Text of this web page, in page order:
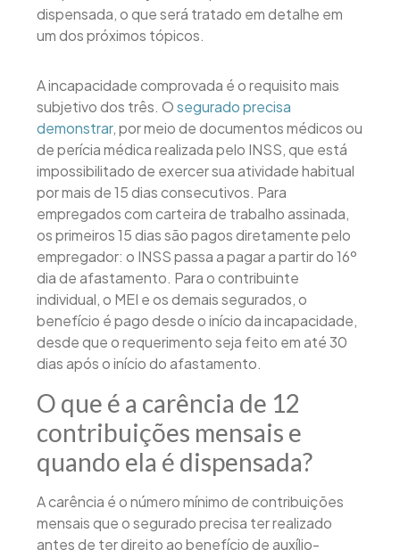
dispensada, o que será tratado em detalhe em
um dos próximos tópicos.
A incapacidade comprovada é o requisito mais
subjetivo dos três. Osegurado precisa
demonstrar, por meio de documentos médicos ou
de perícia médica realizada pelo INSS, que está
impossibilitado de exercer sua atividade habitual
por mais de 15 dias consecutivos. Para
empregados com carteira de trabalho assinada,
os primeiros 15 dias são pagos diretamente pelo
empregador: o INSS passa a pagar a partir do 16º
dia de afastamento. Para o contribuinte
individual, o MEI e os demais segurados, o
benefício é pago desde o início da incapacidade,
desde que o requerimento seja feito em até 30
dias após o início do afastamento.
O que é a carência de 12
contribuições mensais e
quando ela é dispensada?
A carência é o número mínimo de contribuições
mensais que o segurado precisa ter realizado
antes de ter direito ao benefício de auxílio-